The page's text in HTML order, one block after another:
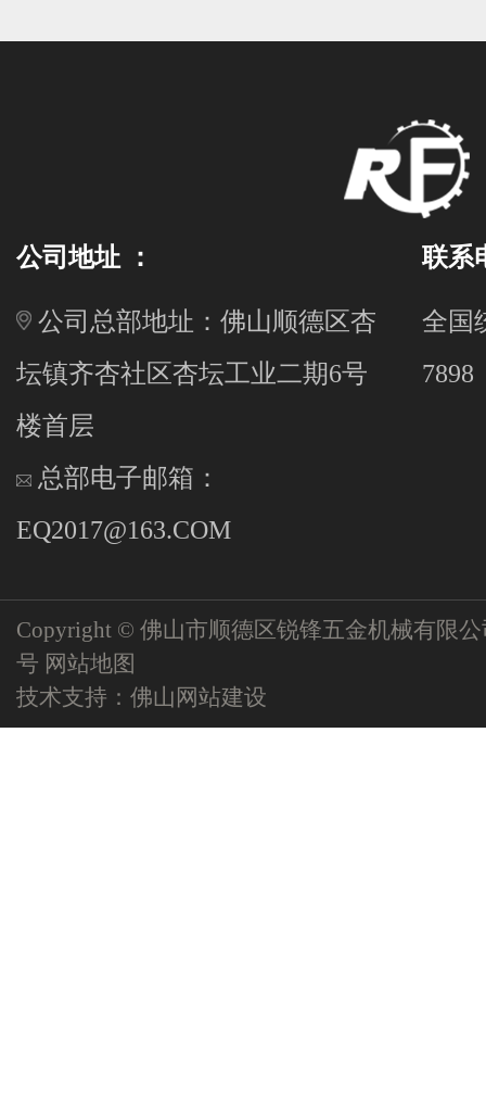
公司地址 ：
公司总部地址：佛山顺德区杏
坛镇齐杏社区杏坛工业二期6号
楼首层
总部电子邮箱：
EQ2017@163.COM
联系
全国
7898
Copyright © 佛山市顺德区锐锋五金机械有限
号 网站地图
技术支持： 佛山网站建设